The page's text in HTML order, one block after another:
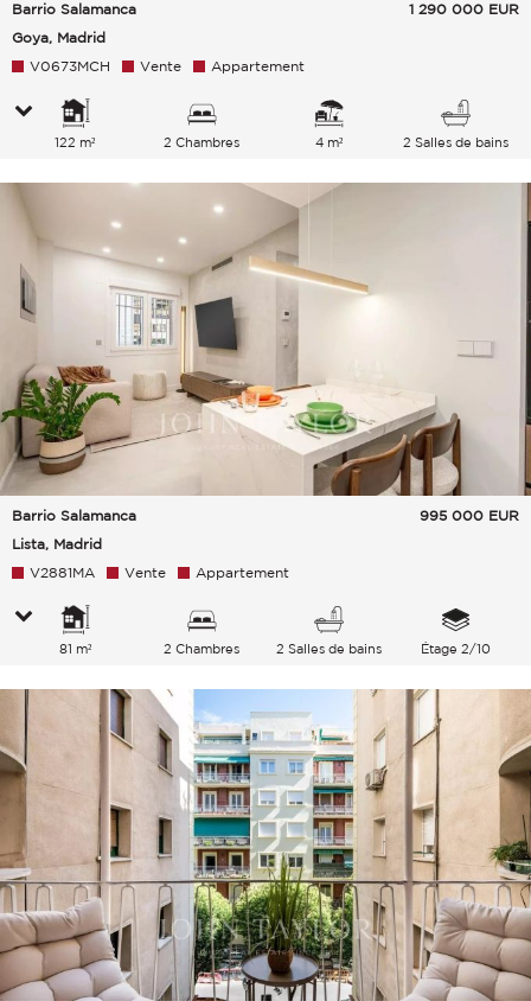
Barrio Salamanca
Goya, Madrid
1 290 000 EUR
V0673MCH Vente Appartement
122 m² 2 Chambres 4 m² 2 Salles de bains
Barrio Salamanca
Lista, Madrid
995 000 EUR
V2881MA Vente Appartement
81 m² 2 Chambres 2 Salles de bains Étage 2/10